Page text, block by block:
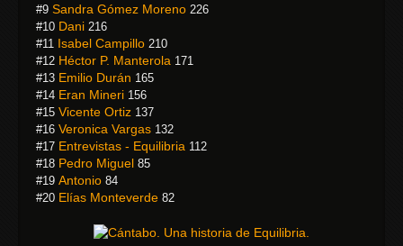
#9 Sandra Gómez Moreno 226
#10 Dani 216
#11 Isabel Campillo 210
#12 Héctor P. Manterola 171
#13 Emilio Durán 165
#14 Eran Mineri 156
#15 Vicente Ortiz 137
#16 Veronica Vargas 132
#17 Entrevistas - Equilibria 112
#18 Pedro Miguel 85
#19 Antonio 84
#20 Elías Monteverde 82